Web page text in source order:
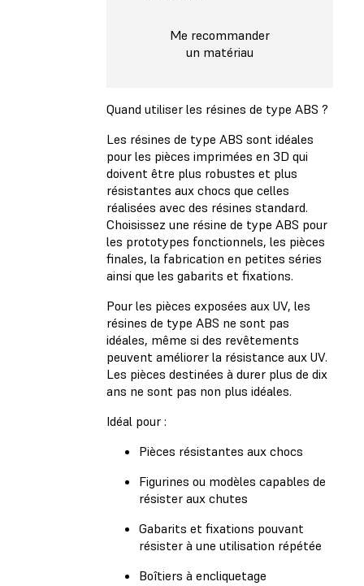
Me recommander
un matériau
Quand utiliser les résines de type ABS ?
Les résines de type ABS sont idéales
pour les pièces imprimées en 3D qui
doivent être plus robustes et plus
résistantes aux chocs que celles
réalisées avec des résines standard.
Choisissez une résine de type ABS pour
les prototypes fonctionnels, les pièces
finales, la fabrication en petites séries
ainsi que les gabarits et fixations.
Pour les pièces exposées aux UV, les
résines de type ABS ne sont pas
idéales, même si des revêtements
peuvent améliorer la résistance aux UV.
Les pièces destinées à durer plus de dix
ans ne sont pas non plus idéales.
Idéal pour :
Pièces résistantes aux chocs
Figurines ou modèles capables de
résister aux chutes
Gabarits et fixations pouvant
résister à une utilisation répétée
Boîtiers à encliquetage